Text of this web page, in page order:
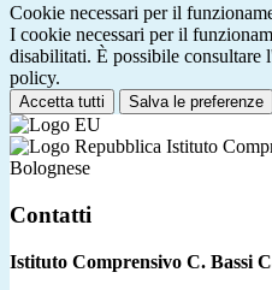
Cookie necessari per il
I cookie necessari per il
disabilitati. È possibile consultare
policy.
Accetta tutti Salva le preferenze
Istituto
Bolognese
Contatti
Istituto Comprensivo C. Bassi